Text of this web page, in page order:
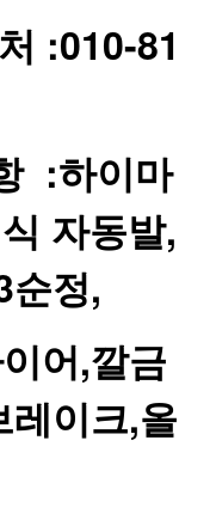
:010-81
:하이마
자동발,
순정,
어,깔금
레이크,올